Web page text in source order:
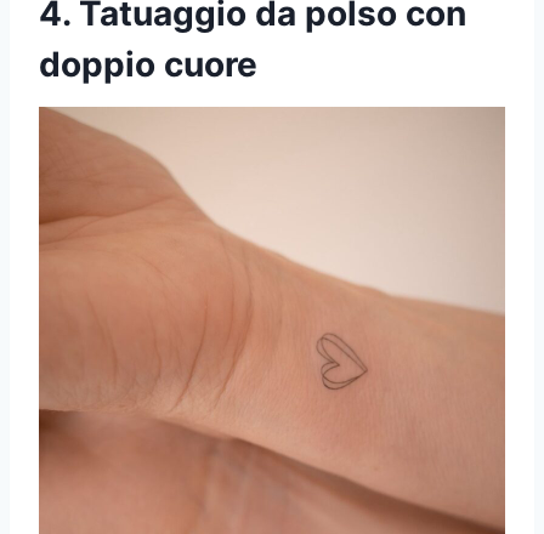
4. Tatuaggio da polso con
doppio cuore